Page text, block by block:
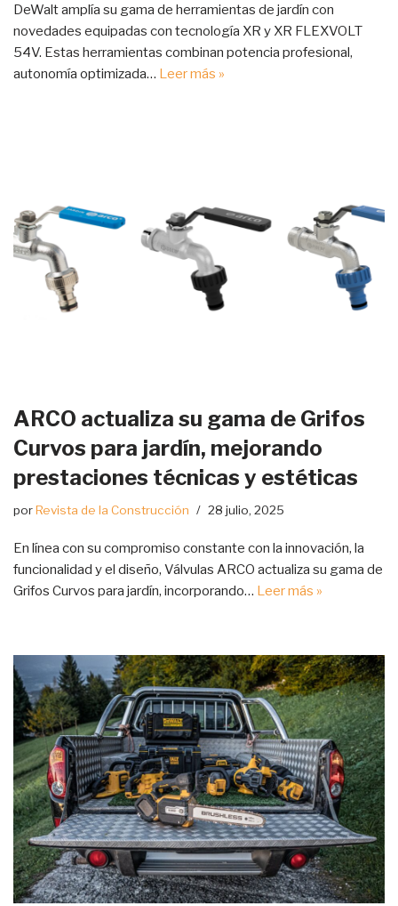
DeWalt amplía su gama de herramientas de jardín con
novedades equipadas con tecnología XR y XR FLEXVOLT
54V. Estas herramientas combinan potencia profesional,
autonomía optimizada… Leer más »
ARCO actualiza su gama de Grifos
Curvos para jardín, mejorando
prestaciones técnicas y estéticas
porRevista de la Construcción 28 julio, 2025
En línea con su compromiso constante con la innovación, la
funcionalidad y el diseño, Válvulas ARCO actualiza su gama de
Grifos Curvos para jardín, incorporando… Leer más »